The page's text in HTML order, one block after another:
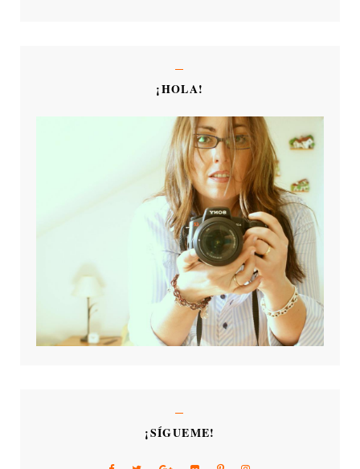
¡HOLA!
¡SÍGUEME!